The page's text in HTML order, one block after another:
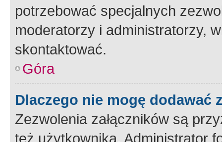
potrzebować specjalnych
moderatorzy i administratorzy,
skontaktować.
Góra
Dlaczego nie mogę dodawać
Zezwolenia załączników są
też użytkownika. Administrator